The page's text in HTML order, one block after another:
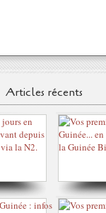
Articles récents